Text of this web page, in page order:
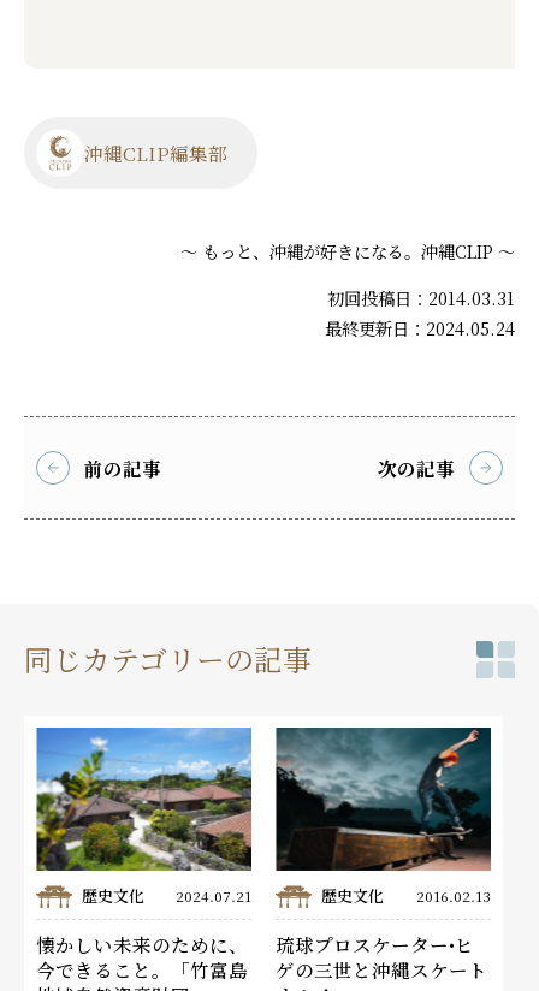
沖縄CLIP編集部
～ もっと、沖縄が好きになる。沖縄CLIP ～
初回投稿日：2014.03.31
最終更新日：2024.05.24
前の記事 次の記事
同じカテゴリーの記事
歴史文化 2024.07.21
懐かしい未来のために、
今できること。「竹富島
歴史文化 2016.02.13
琉球プロスケーター•ヒ
ゲの三世と沖縄スケート